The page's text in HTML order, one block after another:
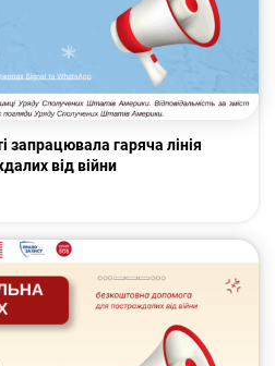
запрацювала гаряча лінія
від війни